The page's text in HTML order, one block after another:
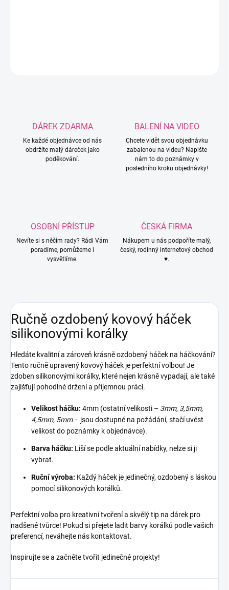
DÁREK ZDARMA
Ke každé objednávce od nás
obdržíte malý dáreček jako
poděkování.
BALENÍ NA VIDEO
Chcete vidět svou objednávku
zabalenou na videu? Napište
nám to do poznámky v
posledního kroku objednávky!
OSOBNÍ PŘÍSTUP
Nevíte si s něčím rady? Rádi Vám
poradíme, pomůžeme i
vysvětlíme.
ČESKÁ FIRMA
Nákupem u nás podpoříte malý,
český, rodinný internetový obchod
♥.
Ručně ozdobený kovový háček
silikonovými korálky
Hledáte kvalitní a zároveň krásně ozdobený háček na háčkování?
Tento ručně upravený kovový háček je perfektní volbou! Je
zdoben silikonovými korálky, které nejen krásně vypadají, ale také
zajišťují pohodlné držení a příjemnou práci.
Velikost háčku: 4mm (ostatní velikosti – 3mm, 3,5mm,
4,5mm, 5mm– jsou dostupné na požádání, stačí uvést
velikost do poznámky k objednávce).
Barva háčku: Liší se podle aktuální nabídky, nelze si ji
vybrat.
Ruční výroba: Každý háček je jedinečný, ozdobený s láskou
pomocí silikonových korálků.
Perfektní volba pro kreativní tvoření a skvělý tip na dárek pro
nadšené tvůrce! Pokud si přejete ladit barvy korálků podle vašich
preferencí, neváhejte nás kontaktovat.
Inspirujte se a začněte tvořit jedinečné projekty!